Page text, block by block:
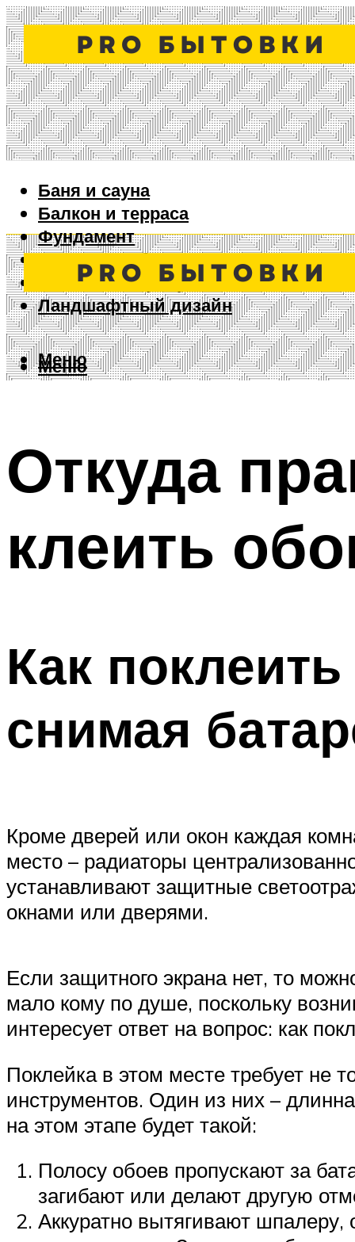
Баня и сауна
Балкон и терраса
Фундамент
Ворота и забор
Дизайн интерьера
Ландшафтный дизайн
Меню
Меню
Откуда
клеить
Как
снимая
Кроме дверей или окон каждая
место – радиаторы
устанавливают защитные
окнами или дверями.
Если защитного экрана нет, то
мало кому по душе, поскольку
интересует ответ на вопрос: как
Поклейка в этом месте требует не
инструментов. Один из них –
на этом этапе будет такой:
Полосу обоев пропускают за
загибают или делают другую
Аккуратно вытягивают